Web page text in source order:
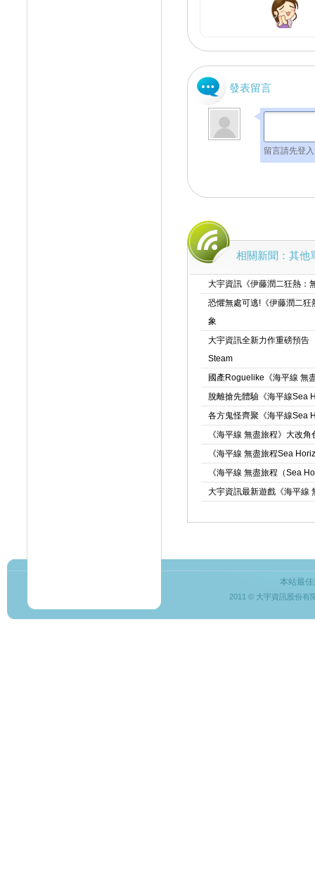
發表留言
留言請先登
相關新聞：其他
大宇資訊《伊藤潤二狂熱：
恐懼無處可逃!《伊藤潤二
象
大宇資訊全新力作重磅預告
Steam
國產Roguelike《海平線 無
脫離搶先體驗《海平線Sea
各方鬼怪齊聚《海平線Sea
《海平線 無盡旅程》大改
《海平線 無盡旅程Sea
《海平線 無盡旅程（Sea
大宇資訊最新遊戲《海平線
本站最
2011 © 大宇資訊股份有